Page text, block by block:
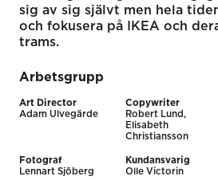
sig av sig självt men hela
och fokusera på IKEA och
trams.
Arbetsgrupp
Art Director
Adam Ulvegärde
Copywriter
Robert Lund,
Elisabeth
Christiansson
Fotograf
Lennart Sjöberg
Kundansvarig
Olle Victorin